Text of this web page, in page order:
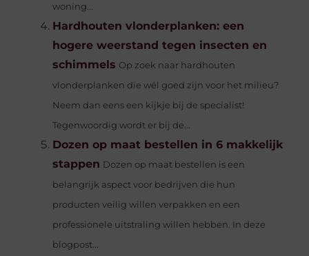
woning...
Hardhouten vlonderplanken: een
hogere weerstand tegen insecten en
schimmels Op zoek naar hardhouten
vlonderplanken die wél goed zijn voor het milieu?
Neem dan eens een kijkje bij de specialist!
Tegenwoordig wordt er bij de...
Dozen op maat bestellen in 6 makkelijk
stappen Dozen op maat bestellen is een
belangrijk aspect voor bedrijven die hun
producten veilig willen verpakken en een
professionele uitstraling willen hebben. In deze
blogpost...